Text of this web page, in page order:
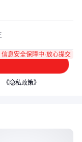
信息安全保障中·放心提交
《隐私政策》